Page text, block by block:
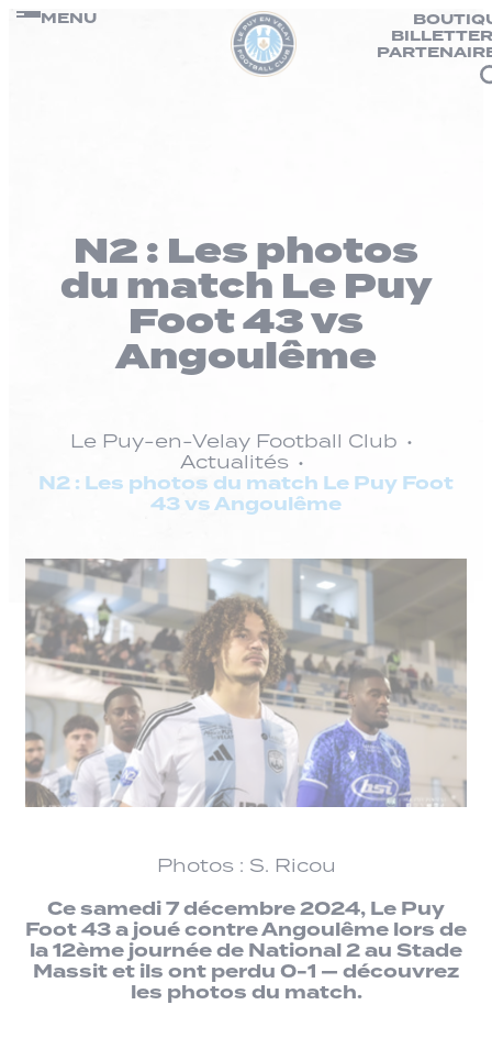
Passer
MENU
N2 : Les photos
du match Le Puy
Foot 43 vs
Angoulême
Le Puy-en-Velay Football Club
Actualités
N2 : Les photos du match Le Puy Foot
43 vs Angoulême
Photos : S. Ricou
Ce samedi 7 décembre 2024, Le Puy
Foot 43 a joué contre Angoulême lors de
la 12ème journée de National 2 au Stade
Massit et ils ont perdu 0-1 — découvrez
les photos du match.
Panneau de gestion des cookies